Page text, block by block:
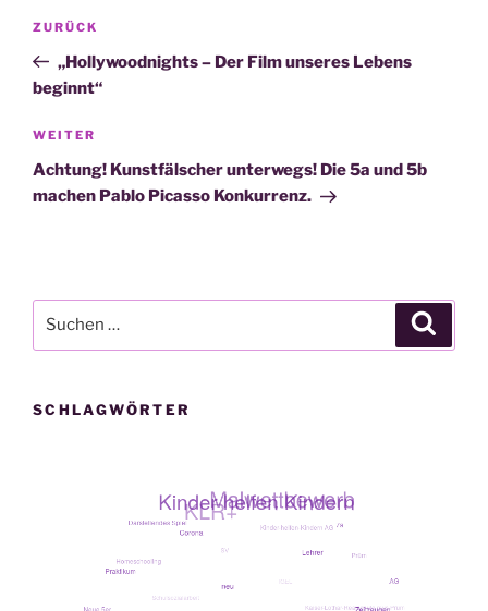
Beitragsnavigation
Vorheriger
Beitrag
ZURÜCK
„Hollywoodnights – Der Film unseres Lebens
beginnt“
Nächster
Beitrag
WEITER
Achtung! Kunstfälscher unterwegs! Die 5a und 5b
machen Pablo Picasso Konkurrenz.
nach:
SCHLAGWÖRTER